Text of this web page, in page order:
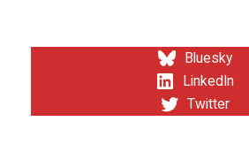
Bluesky
LinkedIn
Twitter